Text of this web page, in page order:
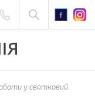
у святковий